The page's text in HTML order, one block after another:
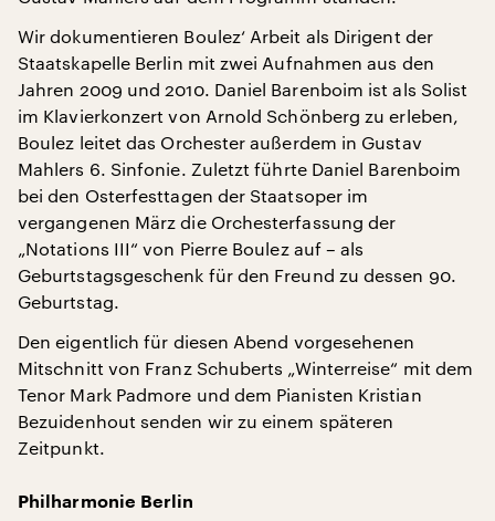
Wir dokumentieren Boulez‘ Arbeit als Dirigent der
Staatskapelle Berlin mit zwei Aufnahmen aus den
Jahren 2009 und 2010. Daniel Barenboim ist als Solist
im Klavierkonzert von Arnold Schönberg zu erleben,
Boulez leitet das Orchester außerdem in Gustav
Mahlers 6. Sinfonie. Zuletzt führte Daniel Barenboim
bei den Osterfesttagen der Staatsoper im
vergangenen März die Orchesterfassung der
„Notations III“ von Pierre Boulez auf – als
Geburtstagsgeschenk für den Freund zu dessen 90.
Geburtstag.
Den eigentlich für diesen Abend vorgesehenen
Mitschnitt von Franz Schuberts „Winterreise“ mit dem
Tenor Mark Padmore und dem Pianisten Kristian
Bezuidenhout senden wir zu einem späteren
Zeitpunkt.
Philharmonie Berlin